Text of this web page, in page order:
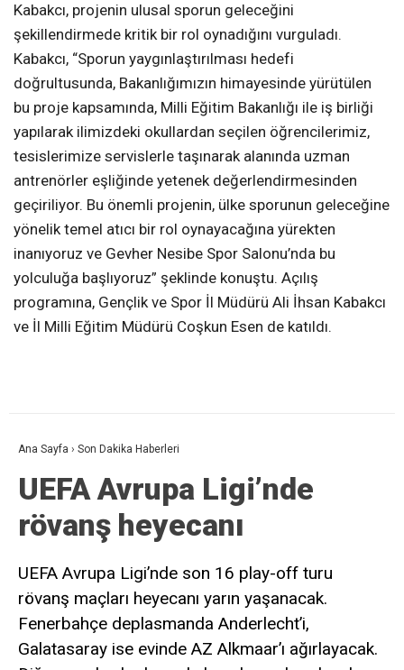
Kabakcı, projenin ulusal sporun geleceğini
şekillendirmede kritik bir rol oynadığını vurguladı.
Kabakcı, “Sporun yaygınlaştırılması hedefi
doğrultusunda, Bakanlığımızın himayesinde yürütülen
bu proje kapsamında, Milli Eğitim Bakanlığı ile iş birliği
yapılarak ilimizdeki okullardan seçilen öğrencilerimiz,
tesislerimize servislerle taşınarak alanında uzman
antrenörler eşliğinde yetenek değerlendirmesinden
geçiriliyor. Bu önemli projenin, ülke sporunun geleceğine
yönelik temel atıcı bir rol oynayacağına yürekten
inanıyoruz ve Gevher Nesibe Spor Salonu’nda bu
yolculuğa başlıyoruz” şeklinde konuştu. Açılış
programına, Gençlik ve Spor İl Müdürü Ali İhsan Kabakcı
ve İl Milli Eğitim Müdürü Coşkun Esen de katıldı.
Ana Sayfa › Son Dakika Haberleri
UEFA Avrupa Ligi’nde
rövanş heyecanı
UEFA Avrupa Ligi’nde son 16 play-off turu
rövanş maçları heyecanı yarın yaşanacak.
Fenerbahçe deplasmanda Anderlecht’i,
Galatasaray ise evinde AZ Alkmaar’ı ağırlayacak.